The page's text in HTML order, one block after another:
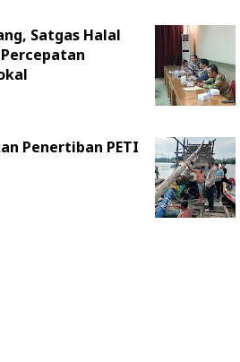
Satgas Halal
Penertiban PETI